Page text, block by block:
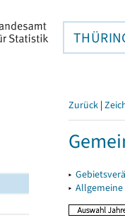
Zurück |
▸
▸